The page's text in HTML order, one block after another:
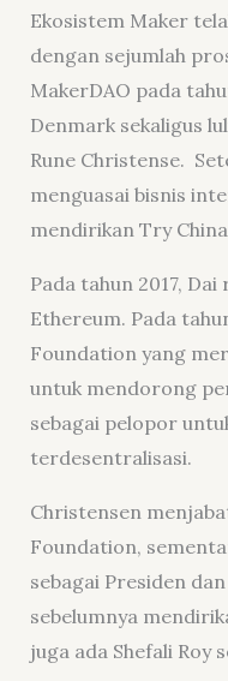
Ekosistem Maker
dengan sejumlah
MakerDAO pada
Denmark sekaligus
Rune Christense.
menguasai bisnis
mendirikan Try
Pada tahun 2017,
Ethereum. Pada
Foundation yang
untuk mendorong
sebagai pelopor
terdesentralisasi.
Christensen
Foundation,
sebagai Presiden
sebelumnya
juga ada Shefali Roy